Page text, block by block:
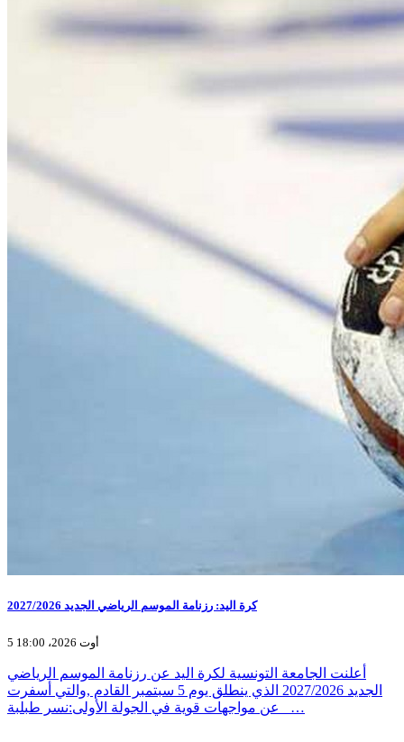
كرة اليد: رزنامة الموسم الرياضي الجديد 2027/2026
5 أوت 2026، 18:00
أعلنت الجامعة التونسية لكرة اليد عن رزنامة الموسم الرياضي
الجديد 2027/2026 الذي ينطلق يوم 5 سبتمبر القادم ,والتي أسفرت
عن مواجهات قوية في الجولة الأولى:نسر طبلبة _…